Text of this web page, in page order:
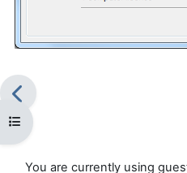
Open course index
You are currently using